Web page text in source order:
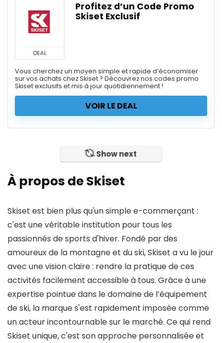
DEAL
Profitez d’un Code Promo
Skiset Exclusif
Vous cherchez un moyen simple et rapide d’économiser
sur vos achats chez Skiset ? Découvrez nos codes promo
Skiset exclusifs et mis à jour quotidiennement !
VOIR LE DEAL
Show next
À propos de Skiset
Skiset est bien plus qu'un simple e-commerçant :
c'est une véritable institution pour tous les
passionnés de sports d'hiver. Fondé par des
amoureux de la montagne et du ski, Skiset a vu le jour
avec une vision claire : rendre la pratique de ces
activités facilement accessible à tous. Grâce à une
expertise pointue dans le domaine de l’équipement
de ski, la marque s'est rapidement imposée comme
un acteur incontournable sur le marché. Ce qui rend
Skiset unique, c'est son approche personnalisée et